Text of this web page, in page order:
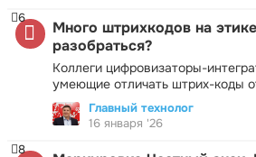
Много штрихкодов на
разобраться?
Коллеги цифровизаторы-
умеющие отличать штрих-коды
6
Главный технолог
16 января '26
8